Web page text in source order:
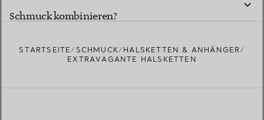
Schmuck kombinieren?
STARTSEITE SCHMUCK
HALSKETTEN & ANHÄNGER
EXTRAVAGANTE HALSKETTEN